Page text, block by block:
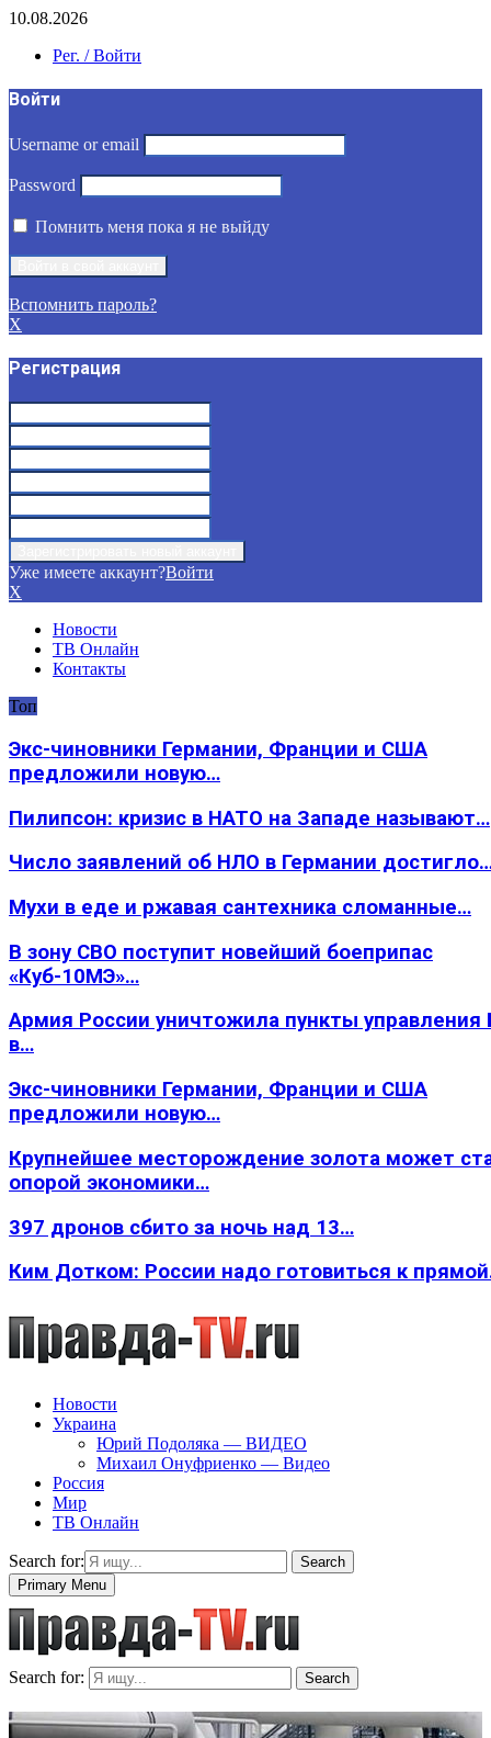
10.08.2026
Рег. / Войти
Войти
Username or email
Password
Помнить меня пока я не выйду
Вспомнить пароль?
X
Регистрация
Уже имеете аккаунт?Войти
X
Новости
ТВ Онлайн
Контакты
Топ
Экс-чиновники Германии, Франции и США
предложили новую…
Пилипсон: кризис в НАТО на Западе называют…
Число заявлений об НЛО в Германии
Мухи в еде и ржавая сантехника сломанные…
В зону СВО поступит новейший боеприпас
«Куб-10МЭ»…
Армия России уничтожила пункты
в…
Экс-чиновники Германии, Франции и США
предложили новую…
Крупнейшее месторождение золота может
опорой экономики…
397 дронов сбито за ночь над 13…
Ким Дотком: России надо готовиться к
Новости
Украина
Юрий Подоляка — ВИДЕО
Михаил Онуфриенко — Видео
Россия
Мир
ТВ Онлайн
Search for:
Search
Primary Menu
Search for: Search